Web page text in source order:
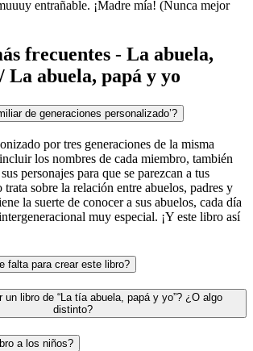
entrañable. ¡Madre mía! (Nunca mejor
frecuentes - La abuela,
La abuela, papá y yo
de generaciones personalizado’?
por tres generaciones de la misma
los nombres de cada miembro, también
personajes para que se parezcan a tus
sobre la relación entre abuelos, padres y
la suerte de conocer a sus abuelos, cada día
muy especial. ¡Y este libro así
falta para crear este libro?
un libro de “La tía abuela, papá y yo”? ¿O algo
distinto?
a los niños?